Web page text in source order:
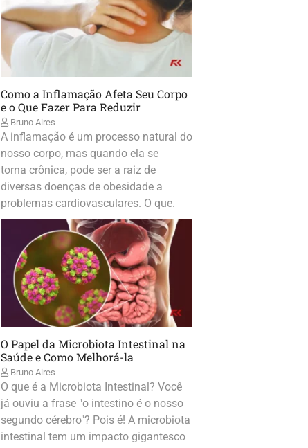
Como a Inflamação Afeta Seu Corpo
e o Que Fazer Para Reduzir
Bruno Aires
A inflamação é um processo natural do
nosso corpo, mas quando ela se
torna crônica, pode ser a raiz de
diversas doenças de obesidade a
problemas cardiovasculares. O que.
O Papel da Microbiota Intestinal na
Saúde e Como Melhorá-la
Bruno Aires
O que é a Microbiota Intestinal? Você
já ouviu a frase "o intestino é o nosso
segundo cérebro"? Pois é! A microbiota
intestinal tem um impacto gigantesco